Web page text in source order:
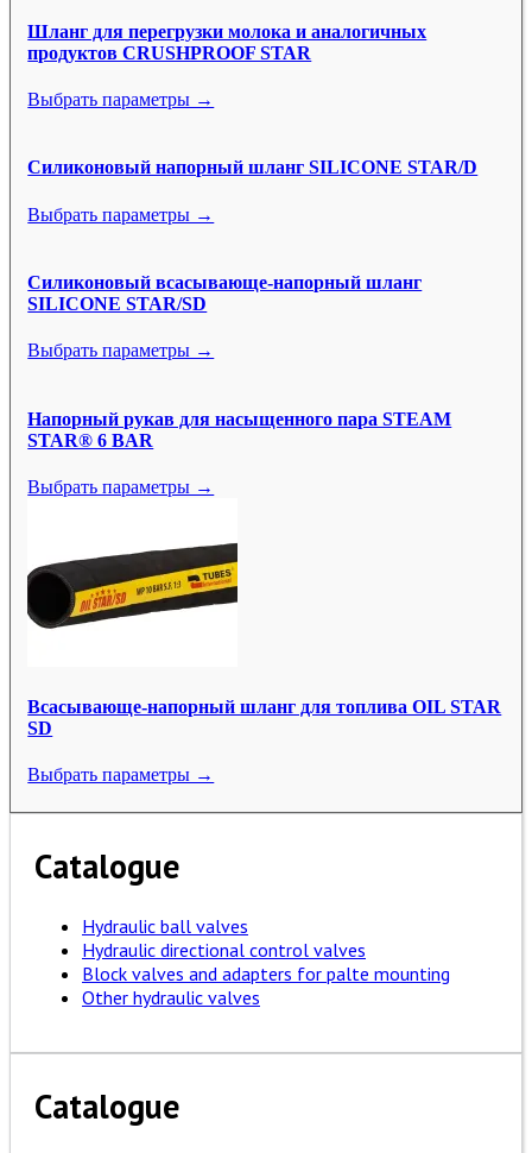
Шланг для перегрузки молока и аналогичных
продуктов CRUSHPROOF STAR
Выбрать параметры →
Силиконовый напорный шланг SILICONE STAR/D
Выбрать параметры →
Силиконовый всасывающе-напорный шланг
SILICONE STAR/SD
Выбрать параметры →
Напорный рукав для насыщенного пара STEAM
STAR® 6 BAR
Выбрать параметры →
Всасывающе-напорный шланг для топлива OIL STAR
SD
Выбрать параметры →
Catalogue
Hydraulic ball valves
Hydraulic directional control valves
Block valves and adapters for palte mounting
Other hydraulic valves
Catalogue